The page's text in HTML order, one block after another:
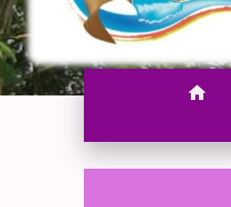
home